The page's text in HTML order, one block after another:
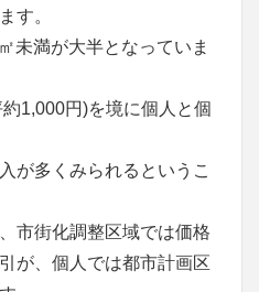
す。
未満が大半となっていま
1,000円)を境に個人と個
が多くみられるというこ
市街化調整区域では価格
が、個人では都市計画区